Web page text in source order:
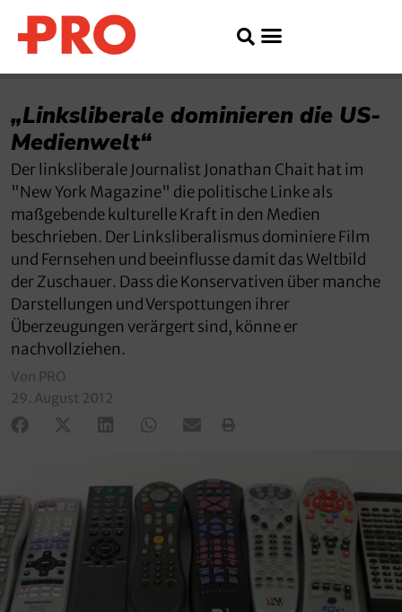
„Linksliberale dominieren die US-
Medienwelt“
Der linksliberale Journalist Jonathan Chait hat im
"New York Magazine" die politische Linke als
maßgebende kulturelle Kraft in den Medien
beschrieben. Der Linksliberalismus dominiere Film
und Fernsehen und beeinflusse damit das Weltbild
der Zuschauer. Dass die Konservativen über manche
Darstellungen und Verspottungen ihrer
Überzeugungen verärgert sind, könne er
nachvollziehen.
Von PRO
29. August 2012